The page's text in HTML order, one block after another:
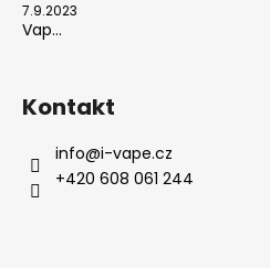
7.9.2023
Vap...
Kontakt
info@i-vape.cz
+420 608 061 244